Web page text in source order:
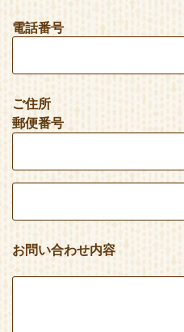
電話番号
ご住所
郵便番号
お問い合わせ内容